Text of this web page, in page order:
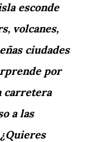
esconde
volcanes,
ciudades
por
carretera
a las